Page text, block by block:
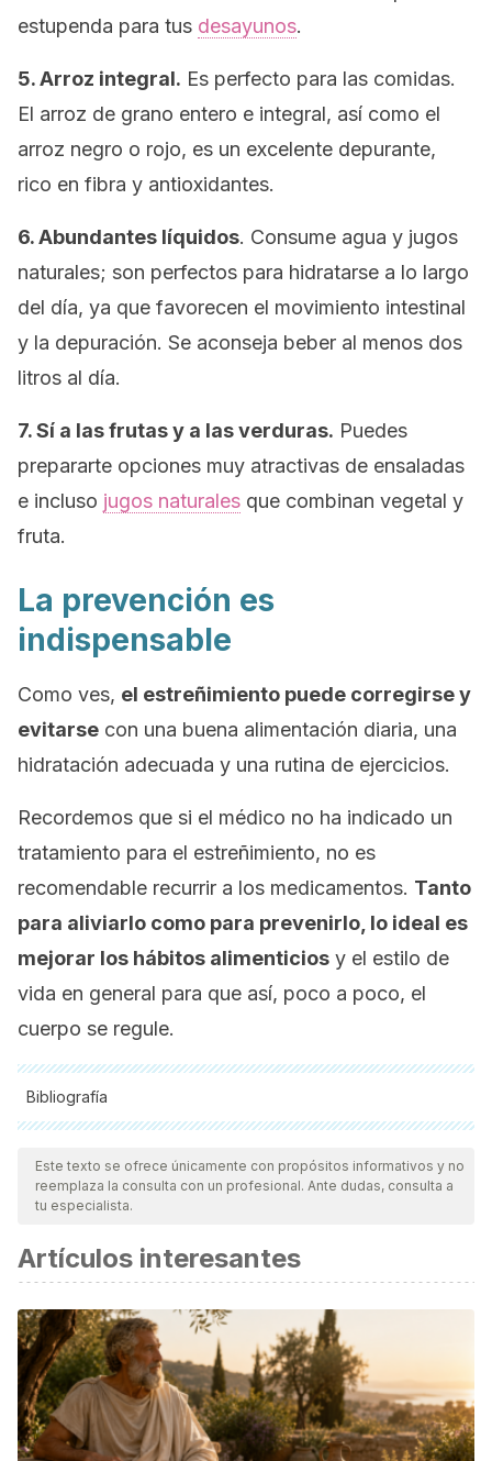
estupenda para tus desayunos.
5. Arroz integral. Es perfecto para las comidas.
El arroz de grano entero e integral, así como el
arroz negro o rojo, es un excelente depurante,
rico en fibra y antioxidantes.
6. Abundantes líquidos. Consume agua y jugos
naturales; son perfectos para hidratarse a lo largo
del día, ya que favorecen el movimiento intestinal
y la depuración. Se aconseja beber al menos dos
litros al día.
7. Sí a las frutas y a las verduras. Puedes
prepararte opciones muy atractivas de ensaladas
e incluso jugos naturales que combinan vegetal y
fruta.
La prevención es
indispensable
Como ves, el estreñimiento puede corregirse y
evitarse con una buena alimentación diaria, una
hidratación adecuada y una rutina de ejercicios.
Recordemos que si el médico no ha indicado un
tratamiento para el estreñimiento, no es
recomendable recurrir a los medicamentos. Tanto
para aliviarlo como para prevenirlo, lo ideal es
mejorar los hábitos alimenticios y el estilo de
vida en general para que así, poco a poco, el
cuerpo se regule.
Bibliografía
Todas las fuentes citadas fueron revisadas a profundidad por
nuestro equipo, para asegurar su calidad, confiabilidad,
vigencia y validez.La bibliografía de este artículo fue
científica.
Chang CC., Lin YT., Liu YS., Liu JF., KIwifruit improves bowel
function in patients with irritable bowel syndrome with
constipation. Asia Pac J Clin Nutr, 2010. 19 (4): 451-7.
Tabbers MM., Benninga MA., Constipation in children: fibre
and probiotics. BMJ Clin Evid, 2015.
Costilla VC., Foxx Orenstein AE., Constipation:
Este texto se ofrece únicamente con propósitos informativos y no
reemplaza la consulta con un profesional. Ante dudas, consulta a
tu especialista.
Artículos interesantes